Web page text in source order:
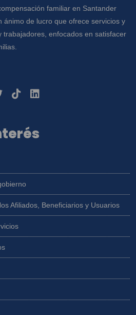
familiar en Santander
ánimo de lucro que ofrece servicios y
trabajadores, enfocados en satisfacer
Afiliados, Beneficiarios y Usuarios